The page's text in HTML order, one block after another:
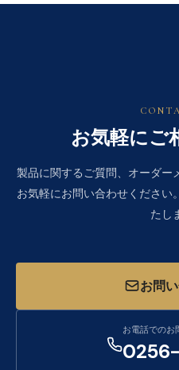
お気軽にご
製品に関するご質問、オーダー
お気軽にお問い合わせください
たし
お問
お電話でのお